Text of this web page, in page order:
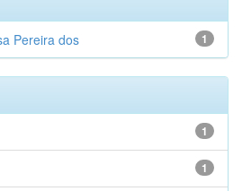
1
Pereira dos
1
1